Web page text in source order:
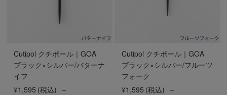
Cutipol クチポール｜GOA
ブラック×シルバー/バターナ
イフ
¥1,595 (税込) ～
Cutipol クチポール｜GOA
ブラック×シルバー/フルーツ
フォーク
¥1,595 (税込) ～